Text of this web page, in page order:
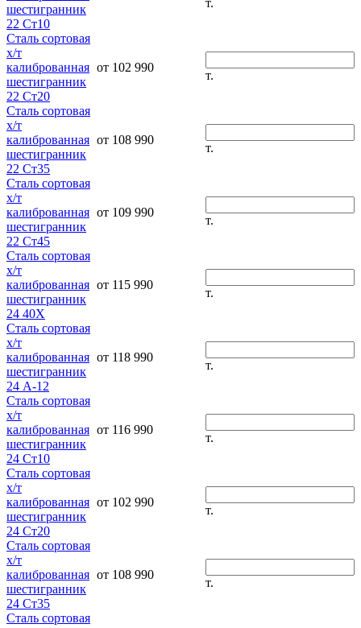
шестигранник
22 Ст10
Сталь сортовая
х/т
калиброванная
шестигранник
22 Ст20
от 102 990
т.
Сталь сортовая
х/т
калиброванная
шестигранник
22 Ст35
от 108 990
т.
Сталь сортовая
х/т
калиброванная
шестигранник
22 Ст45
от 109 990
т.
Сталь сортовая
х/т
калиброванная
шестигранник
24 40Х
от 115 990
т.
Сталь сортовая
х/т
калиброванная
шестигранник
24 А-12
от 118 990
т.
Сталь сортовая
х/т
калиброванная
шестигранник
24 Ст10
от 116 990
т.
Сталь сортовая
х/т
калиброванная
шестигранник
24 Ст20
от 102 990
т.
Сталь сортовая
х/т
калиброванная
шестигранник
24 Ст35
от 108 990
т.
Сталь сортовая